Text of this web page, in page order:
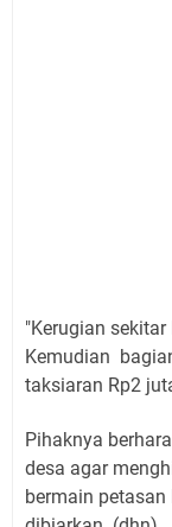
"Kerugian
Kemudian
taksiaran Rp2
Pihaknya
desa agar
bermain